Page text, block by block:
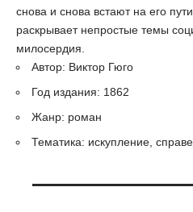
снова и снова встают на его
раскрывает непростые темы
милосердия.
Автор: Виктор Гюго
Год издания: 1862
Жанр: роман
Тематика: искупление,